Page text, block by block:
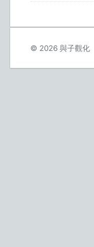
© 2026 與子觀化